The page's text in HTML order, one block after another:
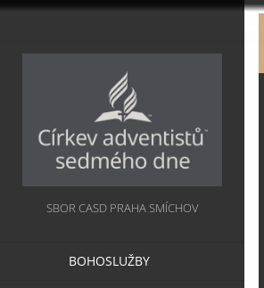
SBOR CASD PRAHA SMÍCHOV
BOHOSLUŽBY